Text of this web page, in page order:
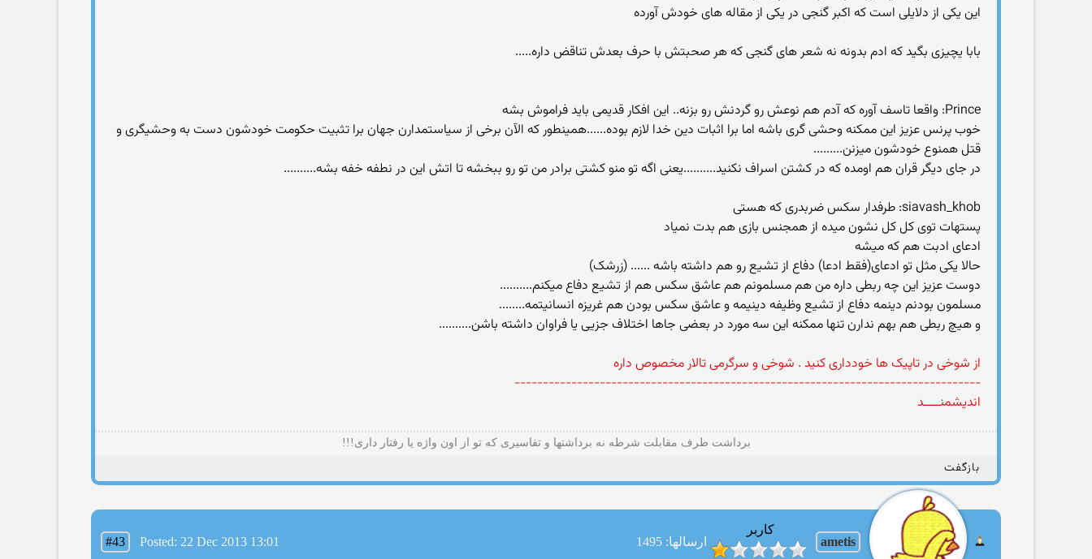
این یكی از دلایلی است كه اكبر گنجی در یكی از مقاله های خودش آورده
بابا یچیزی بگید که ادم بدونه نه شعر های گنجی که هر صحبتش با حرف بعدش تناقض داره.....
Prince: واقعا تاسف آوره که آدم هم نوعش رو گردنش رو بزنه.. این افکار قدیمی باید فراموش بشه
خوب پرنس عزیز این ممکنه وحشی گری باشه اما برا اثبات دین خدا لازم بوده......همینطور که الآن برخی از سیاستمدارن جهان برا تثبیت حکومت خودشون دست به وحشیگری و
قتل همنوع خودشون میزنن.........
در جای دیگر قران هم اومده که در کشتن اسراف نکنید..........یعنی اگه تو منو کشتی برادر من تو رو ببخشه تا اتش این در نطفه خفه بشه..........
siavash_khob: طرفدار سکس ضربدری که هستی
پستهات توی کل کل نشون میده از همجنس بازی هم بدت نمیاد
ادعای ادبت هم که میشه
حالا یکی مثل تو ادعای(فقط ادعا) دفاع از تشیع رو هم داشته باشه ...... (زرشک)
دوست عزیز این چه ربطی داره من هم مسلمونم هم عاشق سکس هم از تشیع دفاع میکنم..........
مسلمون بودنم دینمه دفاع از تشیع وظیفه دینیمه و عاشق سکس بودن هم غریزه انسانیتمه........
و هیچ ربطی هم بهم ندارن تنها ممکنه این سه مورد در بعضی جاها اختلاف جزیی یا فراوان داشته باشن..........
از شوخی در تاپیک ها خودداری کنید . شوخی و سرگرمی تالار مخصوص داره
----------------------------------------------------------------------------------
اندیشمنـــــد
برداشت طرف مقابلت شرطه نه برداشتها و تفاسیری که تو از اون واژه یا رفتار داری!!!
بازگفت
ametis
کاربر
ارسالها: 1495
#43 Posted: 22 Dec 2013 13:01